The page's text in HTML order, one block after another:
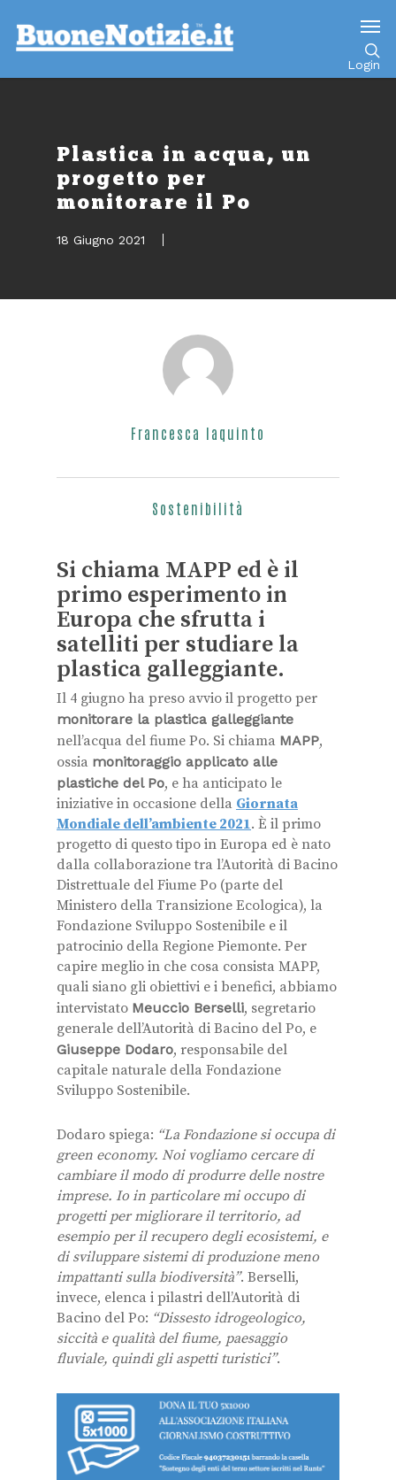
Login
Plastica in acqua, un
progetto per
monitorare il Po
18 Giugno 2021
Francesca Iaquinto
Sostenibilità
Si chiama MAPP ed è il
primo esperimento in
Europa che sfrutta i
satelliti per studiare la
plastica galleggiante.
Il 4 giugno ha preso avvio il progetto per
monitorare la plastica galleggiante
nell’acqua del fiume Po. Si chiama MAPP,
ossia monitoraggio applicato alle
plastiche del Po, e ha anticipato le
iniziative in occasione della Giornata
Mondiale dell’ambiente 2021. È il primo
progetto di questo tipo in Europa ed è nato
dalla collaborazione tra l’Autorità di Bacino
Distrettuale del Fiume Po (parte del
Ministero della Transizione Ecologica), la
Fondazione Sviluppo Sostenibile e il
patrocinio della Regione Piemonte. Per
capire meglio in che cosa consista MAPP,
quali siano gli obiettivi e i benefici, abbiamo
intervistato Meuccio Berselli, segretario
generale dell’Autorità di Bacino del Po, e
Giuseppe Dodaro, responsabile del
capitale naturale della Fondazione
Sviluppo Sostenibile.
Dodaro spiega: “La Fondazione si occupa di
green economy. Noi vogliamo cercare di
cambiare il modo di produrre delle nostre
imprese. Io in particolare mi occupo di
progetti per migliorare il territorio, ad
esempio per il recupero degli ecosistemi, e
di sviluppare sistemi di produzione meno
impattanti sulla biodiversità”. Berselli,
invece, elenca i pilastri dell’Autorità di
Bacino del Po: “Dissesto idrogeologico,
siccità e qualità del fiume, paesaggio
fluviale, quindi gli aspetti turistici”.
Go to mobile version